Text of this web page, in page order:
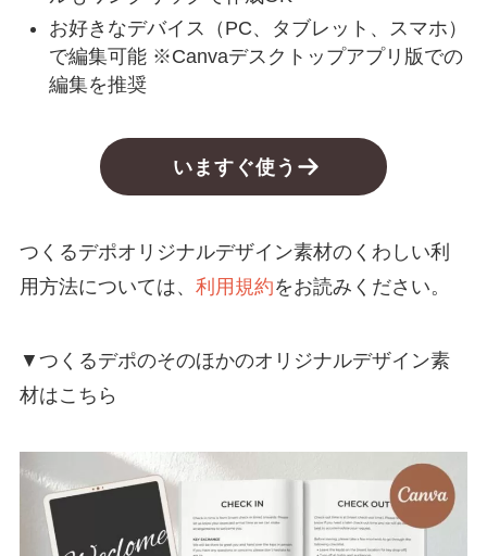
お好きなデバイス（PC、タブレット、スマホ）
で編集可能 ※Canvaデスクトップアプリ版での
編集を推奨
いますぐ使う
つくるデポオリジナルデザイン素材のくわしい利
用方法については、 利用規約をお読みください。
▼つくるデポのそのほかのオリジナルデザイン素
材はこちら